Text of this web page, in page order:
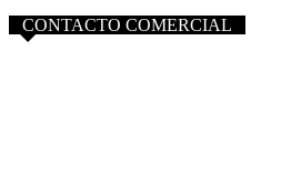
CONTACTO COMERCIAL